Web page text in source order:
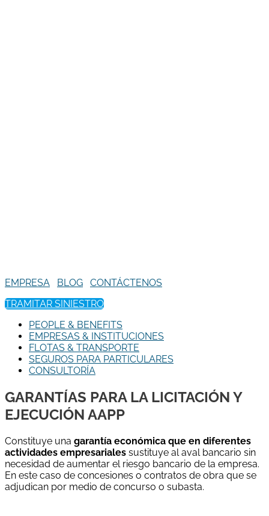
EMPRESA BLOG
CONTÁCTENOS
TRAMITAR SINIESTRO
PEOPLE & BENEFITS
EMPRESAS & INSTITUCIONES
FLOTAS & TRANSPORTE
SEGUROS PARA PARTICULARES
CONSULTORÍA
GARANTÍAS PARA LA LICITACIÓN Y
EJECUCIÓN AAPP
Constituye una garantía económica que en diferentes
actividades empresariales sustituye al aval bancario sin
necesidad de aumentar el riesgo bancario de la empresa.
En este caso de concesiones o contratos de obra que se
adjudican por medio de concurso o subasta.